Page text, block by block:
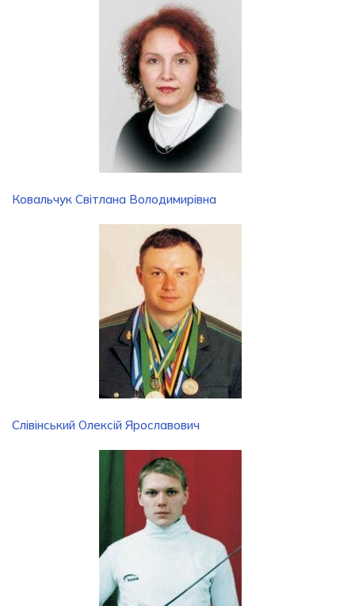
Ковальчук Світлана Володимирівна
Слівінський Олексій Ярославович